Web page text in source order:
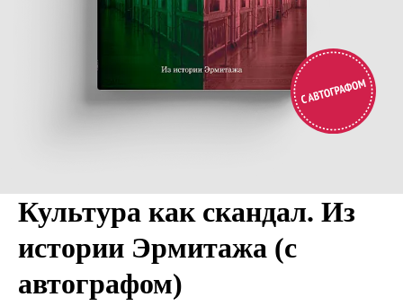
Культура как скандал. Из
истории Эрмитажа (с
автографом)